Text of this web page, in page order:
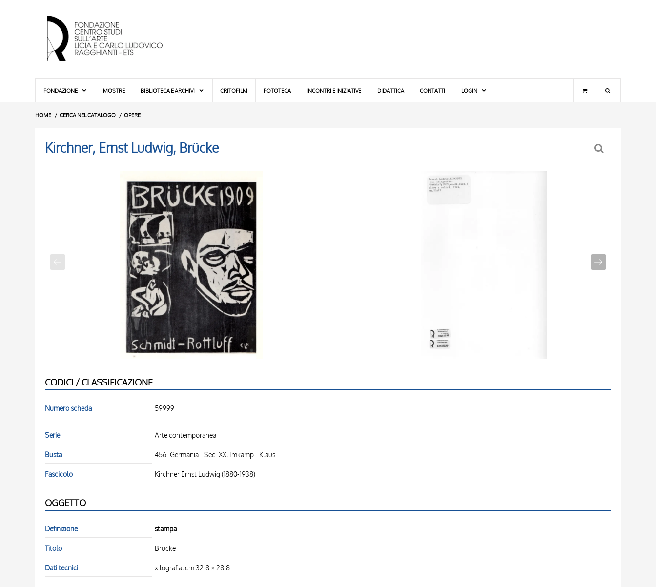
FONDAZIONE MOSTRE BIBLIOTECA E ARCHIVI CRITOFILM FOTOTECA INCONTRI E INIZIATIVE DIDATTICA CONTATTI LOGIN
HOME CERCA NEL CATALOGO OPERE
Kirchner, Ernst Ludwig, Brücke
CODICI / CLASSIFICAZIONE
Numero scheda 59999
Serie Arte contemporanea
Busta 456. Germania - Sec. XX, Imkamp - Klaus
Fascicolo Kirchner Ernst Ludwig (1880-1938)
OGGETTO
Definizione stampa
Titolo Brücke
Dati tecnici xilografia, cm 32.8 × 28.8